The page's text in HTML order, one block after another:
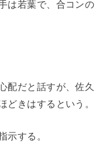
は若葉で、合コンの
配だと話すが、佐久
どきはするという。
示する。